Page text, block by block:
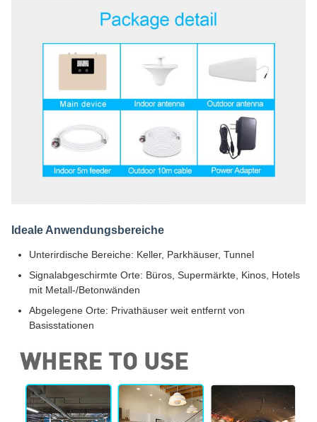
Ideale Anwendungsbereiche
Unterirdische Bereiche: Keller, Parkhäuser, Tunnel
Signalabgeschirmte Orte: Büros, Supermärkte, Kinos, Hotels
mit Metall-/Betonwänden
Abgelegene Orte: Privathäuser weit entfernt von
Basisstationen